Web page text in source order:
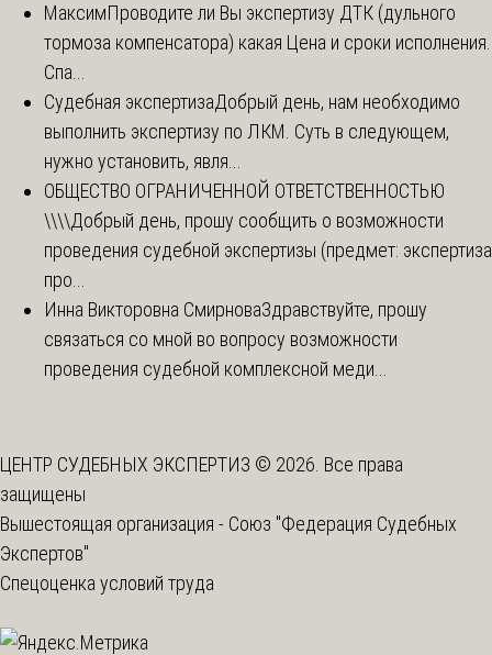
МаксимПроводите ли Вы экспертизу ДТК (дульного
тормоза компенсатора) какая Цена и сроки исполнения.
Спа...
Судебная экспертизаДобрый день, нам необходимо
выполнить экспертизу по ЛКМ. Суть в следующем,
нужно установить, явля...
ОБЩЕСТВО ОГРАНИЧЕННОЙ ОТВЕТСТВЕННОСТЬЮ
\\\\Добрый день, прошу сообщить о возможности
проведения судебной экспертизы (предмет: экспертиза
про...
Инна Викторовна СмирноваЗдравствуйте, прошу
связаться со мной во вопросу возможности
проведения судебной комплексной меди...
ЦЕНТР СУДЕБНЫХ ЭКСПЕРТИЗ © 2026. Все права
защищены
Вышестоящая организация - Союз "Федерация Судебных
Экспертов"
Спецоценка условий труда